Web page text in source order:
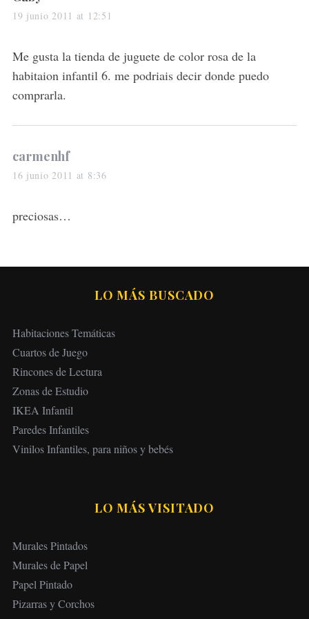
a
s
:
19 junio 2011 at 12:51
Me gusta la tienda de juguete de color rosa de la
habitaion infantil 6. me podriais decir donde puedo
comprarla.
s
a
s
carmenhf
16 junio 2011 at 8:36
preciosas…
LO MÁS BUSCADO
Habitaciones Temáticas
Cuartos de Juego
Rincones de Lectura
Zonas de Estudio
IKEA Infantil
Paredes Infantiles
Vinilos Infantiles, para niños y bebés
LO MÁS VISITADO
Murales Pintados
Murales de Papel
Papel Pintado
Pizarras y Corchos